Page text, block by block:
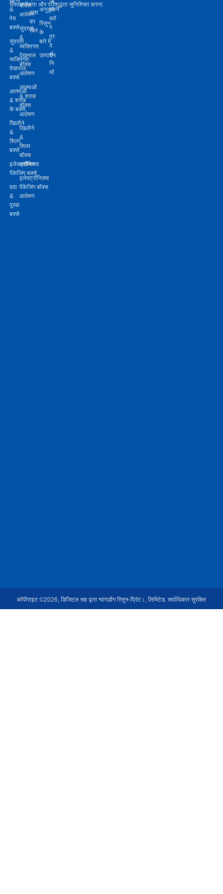
&
पेय
बक्से
सुंदरता
&
व्यक्तिगत
देखभाल
बक्से
आत्माओं
& शराब
के बक्से
खिलौने
&
शिल्प
बक्से
इलेक्ट्रॉनिक्स
पैकेजिंग बक्से
दवा
&
पूरक
बक्से
बॉक्स
आवेषण
सुंदरता
&
व्यक्तिगत
देखभाल
बॉक्स
आवेषण
आत्माओं
& शराब
बॉक्स
आवेषण
खिलौने
&
शिल्प
बॉक्स
आवेषण
इलेक्ट्रॉनिक्स
पैकेजिंग बॉक्स
आवेषण
ताश
का
खेल
अनुकूलन
रिसुन
के
बारे में
उत्पादन
यो
ब्लॉ
ग
प्र
द
र्श
नि
यों
विश्वसनीयता और परिशुद्धता सुनिश्चित करना.
कॉपीराइट ©2026, डिजिटल सह द्वारा ग्वांगडोंग रिसुन-प्रिंट।, लिमिटेड. सर्वाधिकार सुरक्षित